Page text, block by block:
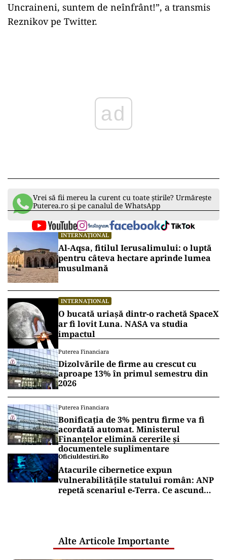
Uncraineni, suntem de neînfrânt!”, a transmis
Reznikov pe Twitter.
Vrei să fii mereu la curent cu toate știrile? Urmărește
Puterea.ro și pe canalul de WhatsApp
INTERNAȚIONAL
Al-Aqsa, fitilul Ierusalimului: o luptă
pentru câteva hectare aprinde lumea
musulmană
INTERNAȚIONAL
O bucată uriașă dintr-o rachetă SpaceX
ar fi lovit Luna. NASA va studia
impactul
Puterea Financiara
Dizolvările de firme au crescut cu
aproape 13% în primul semestru din
2026
Puterea Financiara
Bonificația de 3% pentru firme va fi
acordată automat. Ministerul
Finanțelor elimină cererile și
documentele suplimentare
Oficiuldestiri.ro
Atacurile cibernetice expun
vulnerabilitățile statului român: ANP
repetă scenariul e‑Terra. Ce ascund
Alte Articole Importante